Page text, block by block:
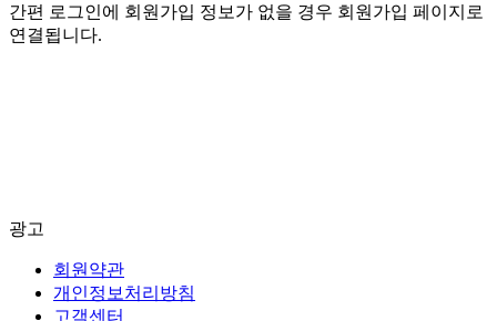
간편 로그인에 회원가입 정보가 없을 경우 회원가입 페이지로
연결됩니다.
광고
회원약관
개인정보처리방침
고객센터